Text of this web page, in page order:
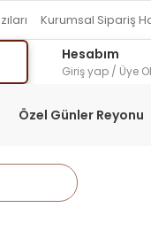
Kurumsal Sipariş
Hesabım
Giriş yap / Üye Ol
Özel Günler Reyonu